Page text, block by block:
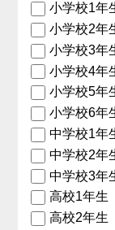
小学校1年
小学校2年
小学校3年
小学校4年
小学校5年
小学校6年
中学校1年
中学校2年
中学校3年
高校1年生
高校2年生